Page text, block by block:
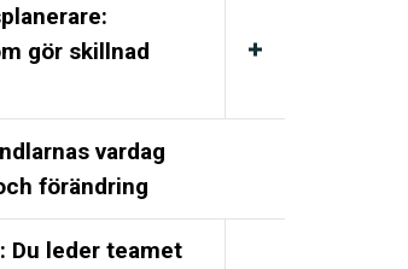
gör skillnad
vardag
förändring
Du leder teamet